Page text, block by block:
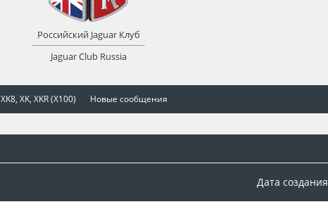
XK8, XK, XKR (X100) Новые сообщения
Дата создания
Российский Jaguar Клуб
Jaguar Club Russia